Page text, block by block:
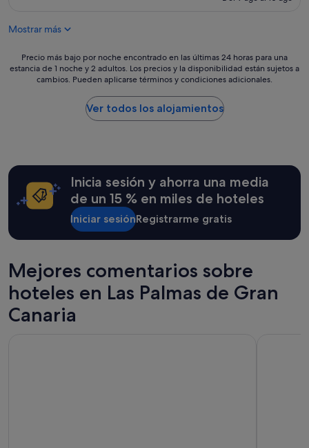
n
b
n
Mostrar más
Precio
más
24 horas
estancia
1 noche
Los
precios
y
la
disponibilidad
Precio más bajo por noche encontrado en las últimas 24 horas para una
estancia de 1 noche y 2 adultos. Los precios y la disponibilidad están sujetos a
cambios. Pueden aplicarse términos y condiciones adicionales.
Ver todos los alojamientos
Inicia sesión y ahorra una media
de un 15 % en miles de hoteles
Iniciar sesiónRegistrarme gratis
Mejores comentarios sobre
hoteles en Las Palmas de Gran
Canaria